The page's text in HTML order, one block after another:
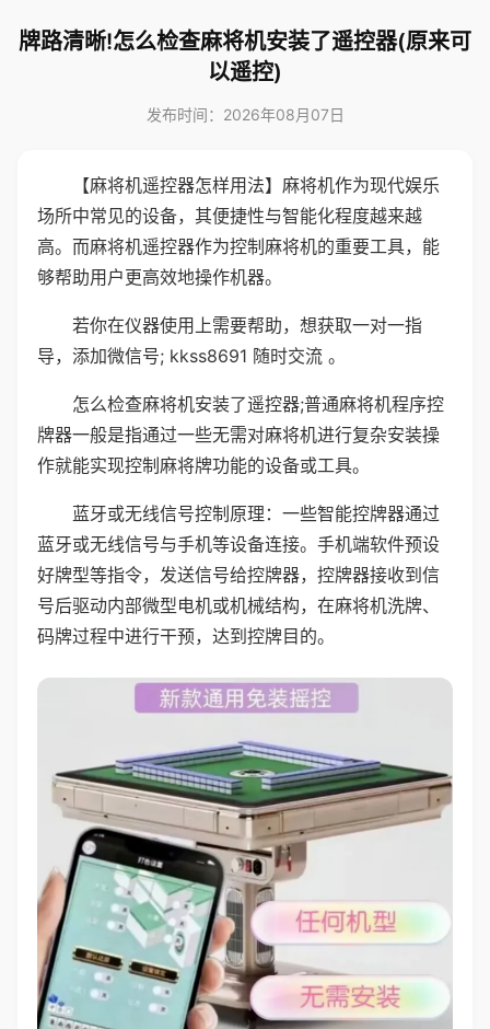
牌路清晰!怎么检查麻将机安装了遥控器(原来可
以遥控)
发布时间：2026年08月07日
【麻将机遥控器怎样用法】麻将机作为现代娱乐
场所中常见的设备，其便捷性与智能化程度越来越
高。而麻将机遥控器作为控制麻将机的重要工具，能
够帮助用户更高效地操作机器。
若你在仪器使用上需要帮助，想获取一对一指
导，添加微信号; kkss8691 随时交流 。
怎么检查麻将机安装了遥控器;普通麻将机程序控
牌器一般是指通过一些无需对麻将机进行复杂安装操
作就能实现控制麻将牌功能的设备或工具。
蓝牙或无线信号控制原理：一些智能控牌器通过
蓝牙或无线信号与手机等设备连接。手机端软件预设
好牌型等指令，发送信号给控牌器，控牌器接收到信
号后驱动内部微型电机或机械结构，在麻将机洗牌、
码牌过程中进行干预，达到控牌目的。